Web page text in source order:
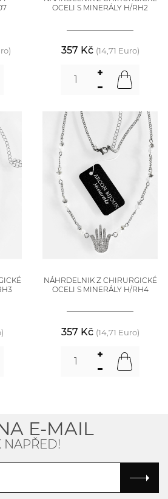
OCELI S MINERÁLY H/RH2
357 Kč (14,71 Euro)
NÁHRDELNIK Z CHIRURGICKÉ
OCELI S MINERÁLY H/RH4
357 Kč (14,71 Euro)
E-MAIL
NAPŘED!